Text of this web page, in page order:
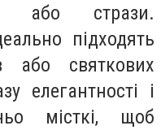
або стрази.
підходять
або святкових
елегантності і
місткі, щоб